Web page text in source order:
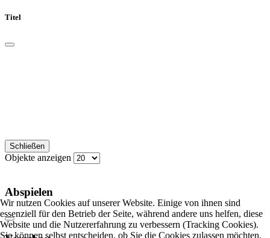
Titel
Schließen
Objekte anzeigen
Abspielen
Wir nutzen Cookies auf unserer Website. Einige von ihnen sind
essenziell für den Betrieb der Seite, während andere uns helfen, diese
Website und die Nutzererfahrung zu verbessern (Tracking Cookies).
Sie können selbst entscheiden, ob Sie die Cookies zulassen möchten.